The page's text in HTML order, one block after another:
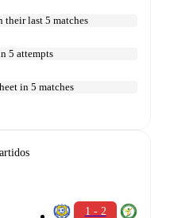
their last 5 matches
5 attempts
in 5 matches
1 - 2